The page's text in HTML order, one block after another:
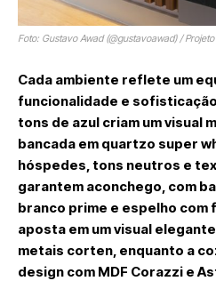
Foto: Gustavo Awad (@gustavoawad) /
Cada ambiente reflete um
funcionalidade e
tons de azul criam um visual
bancada em quartzo super
hóspedes, tons neutros e
garantem aconchego, com
branco prime e espelho com
aposta em um visual
metais corten, enquanto a
design com MDF Corazzi e